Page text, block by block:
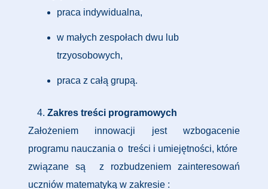
praca indywidualna,
w małych zespołach dwu lub
trzyosobowych,
praca z całą grupą.
Zakres treści programowych
Założeniem innowacji jest wzbogacenie
programu nauczania o treści i umiejętności, które
związane są z rozbudzeniem zainteresowań
uczniów matematyką w zakresie :